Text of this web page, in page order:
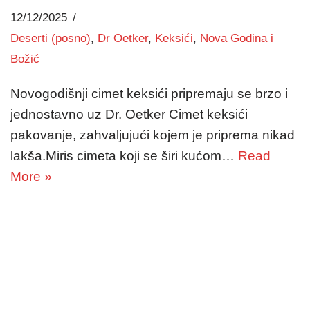
12/12/2025
Deserti (posno), Dr Oetker, Keksići, Nova Godina i
Božić
Novogodišnji cimet keksići pripremaju se brzo i
jednostavno uz Dr. Oetker Cimet keksići
pakovanje, zahvaljujući kojem je priprema nikad
lakša.Miris cimeta koji se širi kućom… Read
More »